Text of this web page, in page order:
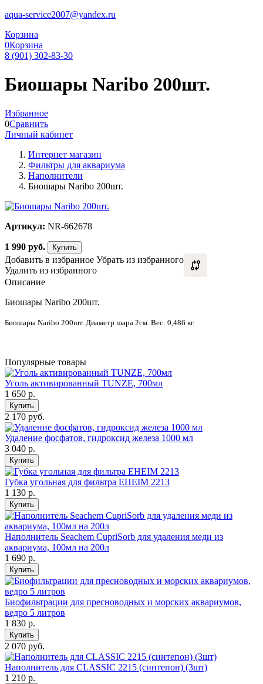
aqua-service2007@yandex.ru
Корзина
0Корзина
8 (901) 302-83-30
Биошары Naribo 200шт.
Избранное
0Сравнить
Личный кабинет
Интернет магазин
Фильтры для аквариума
Наполнители
Биошары Naribo 200шт.
Артикул: NR-662678
1 990 руб. Купить
Добавить в избранное Убрать из избранного
Удалить из избранного
Описание
Биошары Naribo 200шт.
Биошары Naribo 200шт. Диаметр шара 2см. Вес: 0,486 кг.
Популярные товары
Уголь активированный TUNZE, 700мл
1 650 р.
Купить
2 170 руб.
Удаление фосфатов, гидроксид железа 1000 мл
3 040 р.
Купить
Губка угольная для фильтра EHEIM 2213
1 130 р.
Купить
Наполнитель Seachem CupriSorb для удаления меди из
аквариума, 100мл на 200л
1 690 р.
Купить
Биофильтрации для пресноводных и морских аквариумов,
ведро 5 литров
1 830 р.
Купить
2 070 руб.
Наполнитель для CLASSIC 2215 (синтепон) (3шт)
1 210 р.